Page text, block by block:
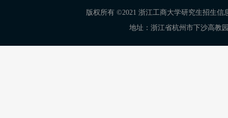
版权所有 ©2021 浙江工商大学研究生招生信
地址：浙江省杭州市下沙高教